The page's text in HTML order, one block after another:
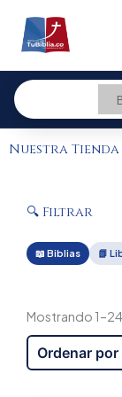
contenido
Nuestra Tienda
🔍 Filtrar
📖 Biblias 📗
Mostrando